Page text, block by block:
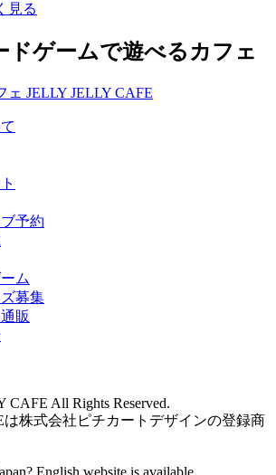
見る
ドゲームで遊べるカフェ
予約
ム
募集
販
CAFE All Rights Reserved.
は株式会社ピチカートデザインの登録商
English website is available.